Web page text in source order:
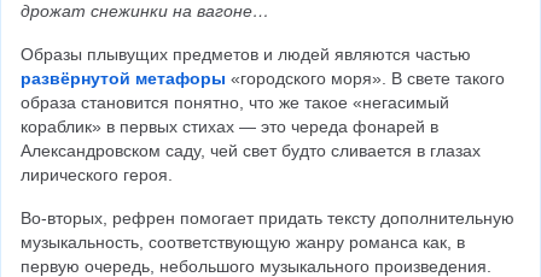
дрожат снежинки на вагоне…
Образы плывущих предметов и людей являются частью
развёрнутой метафоры «городского моря». В свете такого
образа становится понятно, что же такое «негасимый
кораблик» в первых стихах — это череда фонарей в
Александровском саду, чей свет будто сливается в глазах
лирического героя.
Во-вторых, рефрен помогает придать тексту дополнительную
музыкальность, соответствующую жанру романса как, в
первую очередь, небольшого музыкального произведения.